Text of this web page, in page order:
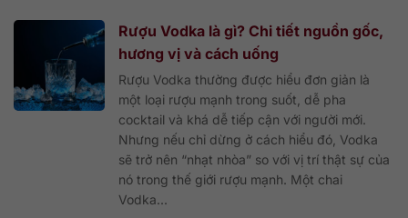
Rượu Vodka là gì? Chi tiết nguồn gốc,
hương vị và cách uống
Rượu Vodka thường được hiểu đơn giản là
một loại rượu mạnh trong suốt, dễ pha
cocktail và khá dễ tiếp cận với người mới.
Nhưng nếu chỉ dừng ở cách hiểu đó, Vodka
sẽ trở nên “nhạt nhòa” so với vị trí thật sự của
nó trong thế giới rượu mạnh. Một chai
Vodka...